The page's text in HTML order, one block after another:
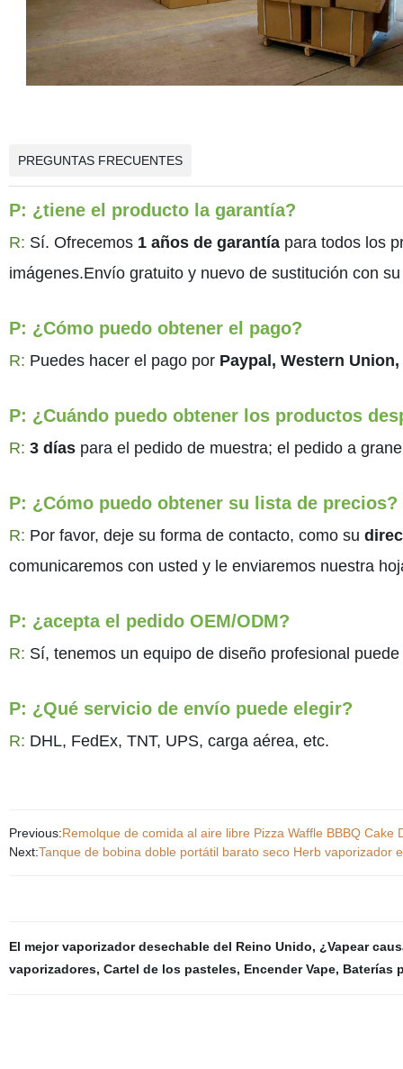
PREGUNTAS FRECUENTES
P: ¿tiene el producto la garantía?
R: Sí. Ofrecemos1 años de garantíapara todos los
imágenes.Envío gratuito y nuevo de sustitución con
P: ¿Cómo puedo obtener el pago?
R: Puedes hacer el pago porPaypal, Western Union,
P: ¿Cuándo puedo obtener los productos
R: 3 díaspara el pedido de muestra; el pedido a
P: ¿Cómo puedo obtener su lista de precios?
R: Por favor, deje su forma de contacto, como su
comunicaremos con usted y le enviaremos nuestra
P: ¿acepta el pedido OEM/ODM?
R: Sí, tenemos un equipo de diseño profesional
P: ¿Qué servicio de envío puede elegir?
R: DHL, FedEx, TNT, UPS, carga aérea, etc.
Previous:Remolque de comida al aire libre Pizza Waffle BBBQ Cake
Next:Tanque de bobina doble portátil barato seco Herb vaporizador
El mejor vaporizador desechable del Reino Unido, ¿Vapear
vaporizadores, Cartel de los pasteles, Encender Vape, Baterías